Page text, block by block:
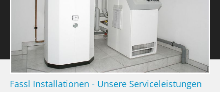
Fassl Installationen - Unsere Serviceleistungen